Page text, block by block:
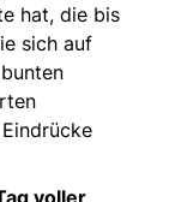
hat, die bis
sich auf